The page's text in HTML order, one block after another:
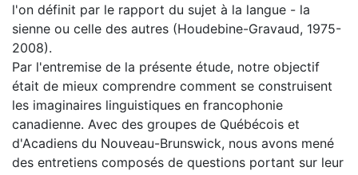
l'on définit par le rapport du sujet à la langue - la
sienne ou celle des autres (Houdebine-Gravaud, 1975-
2008).
Par l'entremise de la présente étude, notre objectif
était de mieux comprendre comment se construisent
les imaginaires linguistiques en francophonie
canadienne. Avec des groupes de Québécois et
d'Acadiens du Nouveau-Brunswick, nous avons mené
des entretiens composés de questions portant sur leur